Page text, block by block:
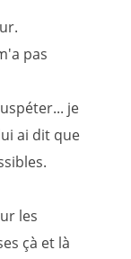
pas
je
ai dit que
les
çà et là